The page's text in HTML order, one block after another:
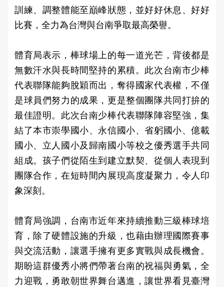
訓練、調整體能至巔峰狀態，並好好休息、好好
比賽，全力為台灣與台南爭取最高榮譽。
體育局表示，棒球場上的每一道光芒，背後都是
無數汗水與長時間堅持的累積。此次台南市少棒
代表聯隊能夠脫穎而出，奪得國家代表權，不僅
是球員們努力的成果，更是整個團隊共同打拚的
最佳證明。此次台南少棒代表聯隊陣容堅強，集
結了本市崇學國小、永信國小、省躬國小、億載
國小、立人國小及歸南國小等校之優秀選手共同
組成。孩子們從陌生到建立默契、從個人表現到
團隊合作，在短時間內展現高度凝聚力，令人印
象深刻。
體育局強調，台南市近年來持續推動三級棒球培
育，除了硬體設施的升級，也藉由辦理國際賽事
與交流活動，讓選手擁有更多實戰與成長機會。
期盼這群優秀小將們帶著台南的祝福與勇氣，全
力迎戰，勇敢朝世界舞台邁進，讓世界看見臺灣